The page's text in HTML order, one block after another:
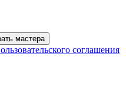
мастера
соглашения